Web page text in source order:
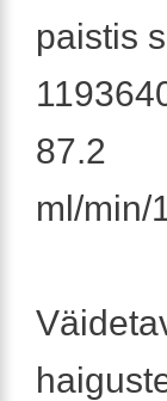
paistis
87.2
ml/min/